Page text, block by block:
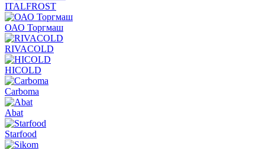
ITALFROST
ОАО Торгмаш
RIVACOLD
HICOLD
Carboma
Abat
Starfood